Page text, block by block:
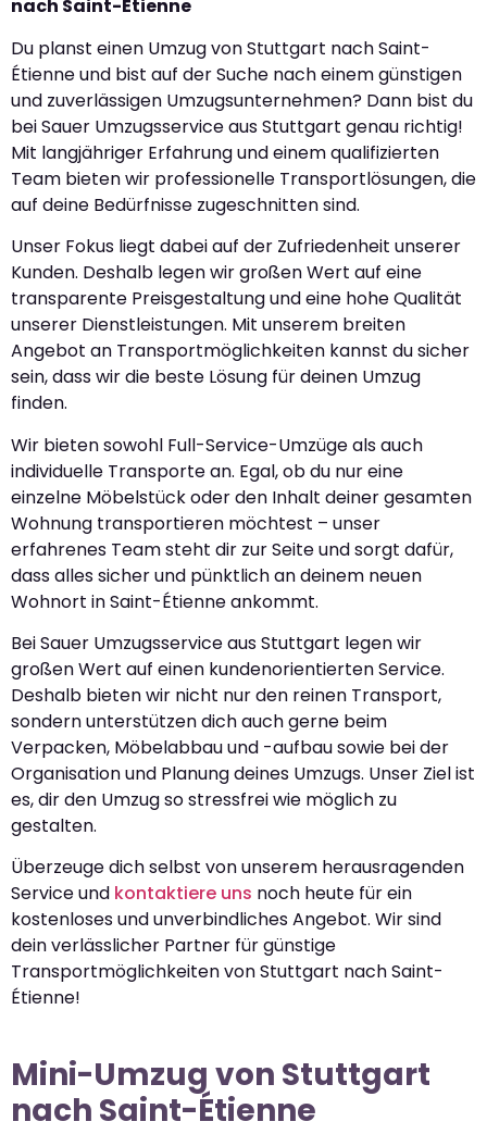
nach Saint-Étienne
Du planst einen Umzug von Stuttgart nach Saint-
Étienne und bist auf der Suche nach einem günstigen
und zuverlässigen Umzugsunternehmen? Dann bist du
bei Sauer Umzugsservice aus Stuttgart genau richtig!
Mit langjähriger Erfahrung und einem qualifizierten
Team bieten wir professionelle Transportlösungen, die
auf deine Bedürfnisse zugeschnitten sind.
Unser Fokus liegt dabei auf der Zufriedenheit unserer
Kunden. Deshalb legen wir großen Wert auf eine
transparente Preisgestaltung und eine hohe Qualität
unserer Dienstleistungen. Mit unserem breiten
Angebot an Transportmöglichkeiten kannst du sicher
sein, dass wir die beste Lösung für deinen Umzug
finden.
Wir bieten sowohl Full-Service-Umzüge als auch
individuelle Transporte an. Egal, ob du nur eine
einzelne Möbelstück oder den Inhalt deiner gesamten
Wohnung transportieren möchtest – unser
erfahrenes Team steht dir zur Seite und sorgt dafür,
dass alles sicher und pünktlich an deinem neuen
Wohnort in Saint-Étienne ankommt.
Bei Sauer Umzugsservice aus Stuttgart legen wir
großen Wert auf einen kundenorientierten Service.
Deshalb bieten wir nicht nur den reinen Transport,
sondern unterstützen dich auch gerne beim
Verpacken, Möbelabbau und -aufbau sowie bei der
Organisation und Planung deines Umzugs. Unser Ziel ist
es, dir den Umzug so stressfrei wie möglich zu
gestalten.
Überzeuge dich selbst von unserem herausragenden
Service und kontaktiere uns noch heute für ein
kostenloses und unverbindliches Angebot. Wir sind
dein verlässlicher Partner für günstige
Transportmöglichkeiten von Stuttgart nach Saint-
Étienne!
Mini-Umzug von Stuttgart
nach Saint-Étienne